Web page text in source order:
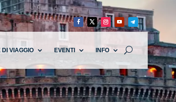
DI VIAGGIO EVENTI INFO